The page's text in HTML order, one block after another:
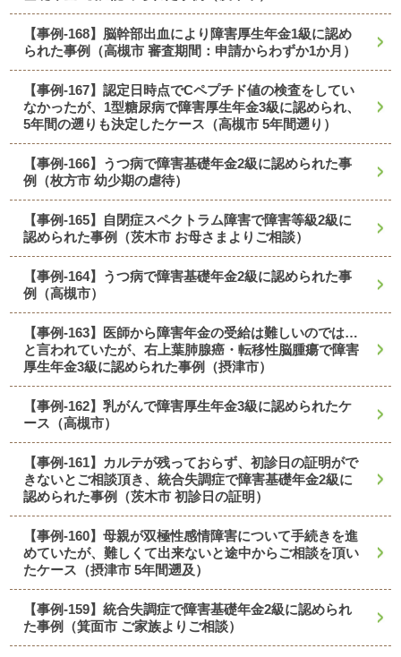
【事例-168】脳幹部出血により障害厚生年金1級に認め
られた事例（高槻市 審査期間：申請からわずか1か月）
【事例-167】認定日時点でCペプチド値の検査をしてい
なかったが、1型糖尿病で障害厚生年金3級に認められ、
5年間の遡りも決定したケース（高槻市 5年間遡り）
【事例-166】うつ病で障害基礎年金2級に認められた事
例（枚方市 幼少期の虐待）
【事例-165】自閉症スペクトラム障害で障害等級2級に
認められた事例（茨木市 お母さまよりご相談）
【事例-164】うつ病で障害基礎年金2級に認められた事
例（高槻市）
【事例-163】医師から障害年金の受給は難しいのでは…
と言われていたが、右上葉肺腺癌・転移性脳腫瘍で障害
厚生年金3級に認められた事例（摂津市）
【事例-162】乳がんで障害厚生年金3級に認められたケ
ース（高槻市）
【事例-161】カルテが残っておらず、初診日の証明がで
きないとご相談頂き、統合失調症で障害基礎年金2級に
認められた事例（茨木市 初診日の証明）
【事例-160】母親が双極性感情障害について手続きを進
めていたが、難しくて出来ないと途中からご相談を頂い
たケース（摂津市 5年間遡及）
【事例-159】統合失調症で障害基礎年金2級に認められ
た事例（箕面市 ご家族よりご相談）